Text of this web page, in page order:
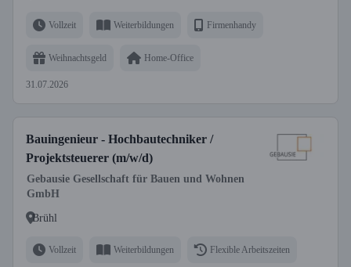
Vollzeit Weiterbildungen Firmenhandy
Weihnachtsgeld Home-Office
31.07.2026
Bauingenieur - Hochbautechniker /
Projektsteuerer (m/w/d)
Gebausie Gesellschaft für Bauen und Wohnen
GmbH
Brühl
Vollzeit Weiterbildungen Flexible Arbeitszeiten